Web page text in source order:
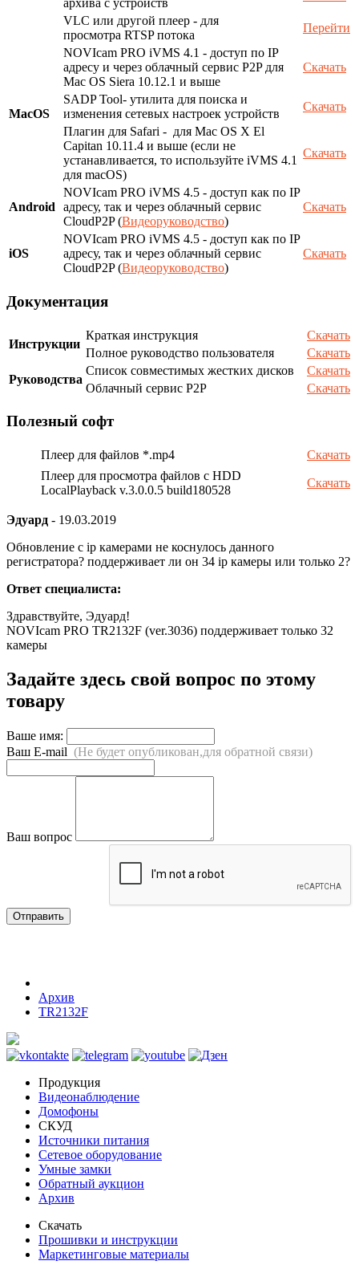
архива с устройств
VLC или другой плеер - для
просмотра RTSP потока
Перейти
MacOS
NOVIcam PRO iVMS 4.1 - доступ по IP
адресу и через облачный сервис P2P для
Mac OS Siera 10.12.1 и выше
Скачать
SADP Tool- утилита для поиска и
изменения сетевых настроек устройств
Скачать
Плагин для Safari - для Mac OS X El
Capitan 10.11.4 и выше (если не
устанавливается, то используйте iVMS 4.1
для macOS)
Скачать
Android
NOVIcam PRO iVMS 4.5 - доступ как по IP
адресу, так и через облачный сервис
CloudP2P (Видеоруководство)
Скачать
iOS
NOVIcam PRO iVMS 4.5 - доступ как по IP
адресу, так и через облачный сервис
CloudP2P (Видеоруководство)
Скачать
Документация
Инструкции
Краткая инструкция
Скачать
Полное руководство пользователя
Скачать
Руководства
Список совместимых жестких дисков
Скачать
Облачный сервис P2P
Скачать
Полезный софт
Плеер для файлов *.mp4
Скачать
Плеер для просмотра файлов с HDD
LocalPlayback v.3.0.0.5 build180528
Скачать
Эдуард - 19.03.2019
Обновление с ip камерами не коснулось данного
регистратора? поддерживает ли он 34 ip камеры или только 2?
Ответ специалиста:
Здравствуйте, Эдуард!
NOVIcam PRO TR2132F (ver.3036) поддерживает только 32
камеры
Задайте здесь свой вопрос по этому
товару
Ваше имя:
Ваш E-mail (Не будет опубликован,для обратной связи)
Ваш вопрос
Отправить
Архив
TR2132F
Продукция
Видеонаблюдение
Домофоны
СКУД
Источники питания
Сетевое оборудование
Умные замки
Обратный аукцион
Архив
Скачать
Прошивки и инструкции
Маркетинговые материалы